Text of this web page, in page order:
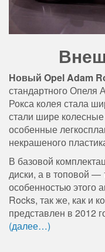
Новый Opel Adam
стандартного Опеля
Рокса колея стала
стали шире
особенные
некрашеного
В базовой
диски, а в топовой —
особенностью этого
Rocks, так же, как и
представлен в 2012
(далее…)